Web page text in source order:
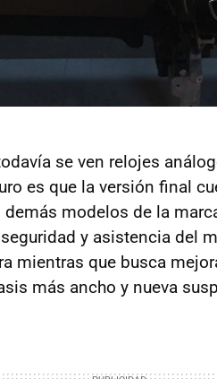
se ven relojes
es que la versión final
modelos de la
y asistencia del
mientras que busca
más ancho y nueva